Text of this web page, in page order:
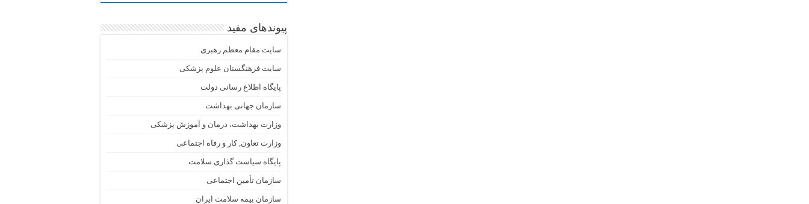
پیوندهای مفید
سایت مقام معظم رهبری
سایت فرهنگستان علوم پزشکی
پایگاه اطلاع رسانی دولت
سازمان جهانی بهداشت
وزارت بهداشت، درمان و آموزش پزشکی
وزارت تعاون, کار و رفاه اجتماعی
پایگاه سیاست گذاری سلامت
سازمان تأمین اجتماعی
سازمان بیمه سلامت ایران